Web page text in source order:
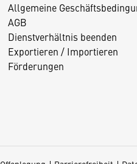
Allgemeine
AGB
Dienstverhältnis beenden
Exportieren / Importieren
Förderungen